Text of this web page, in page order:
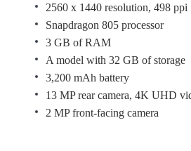
2560 x 1440 resolution, 498 ppi
Snapdragon 805 processor
3 GB of RAM
A model with 32 GB of storage
3,200 mAh battery
13 MP rear camera, 4K UHD
2 MP front-facing camera